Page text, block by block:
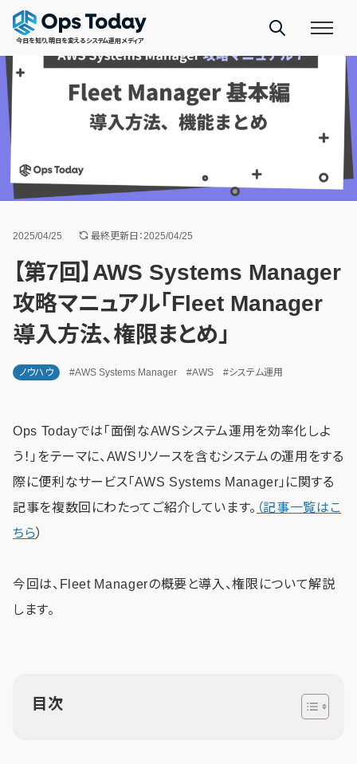
今日を知り、明日を変えるシステム運用メディア
2025/04/25 最終更新日：2025/04/25
【第7回】AWS Systems Manager
攻略マニュアル「Fleet Manager
導入方法、権限まとめ」
ノウハウ #AWS Systems Manager #AWS #システム運用
Ops Todayでは「面倒なAWSシステム運用を効率化しよ
う！」をテーマに、AWSリソースを含むシステムの運用をする
際に便利なサービス「AWS Systems Manager」に関する
記事を複数回にわたってご紹介しています。 （記事一覧はこ
ちら）
今回は、Fleet Managerの概要と導入、権限について解説
します。
目次